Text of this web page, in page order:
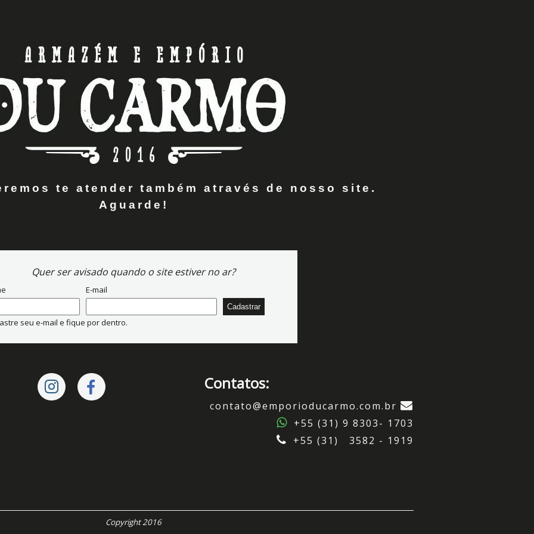
te atender também através de nosso site.
Aguarde!
Quer ser avisado quando o site estiver no ar?
E-mail
seu e-mail e fique por dentro.
Contatos:
contato@emporioducarmo.com.br
+55 (31) 9 8303- 1703
+55 (31) 3582 - 1919
Copyright 2016